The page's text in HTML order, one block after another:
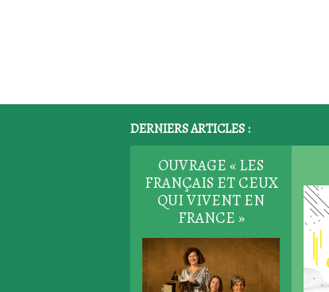
DERNIERS ARTICLES :
OUVRAGE « LES
FRANÇAIS ET CEUX
QUI VIVENT EN
FRANCE »